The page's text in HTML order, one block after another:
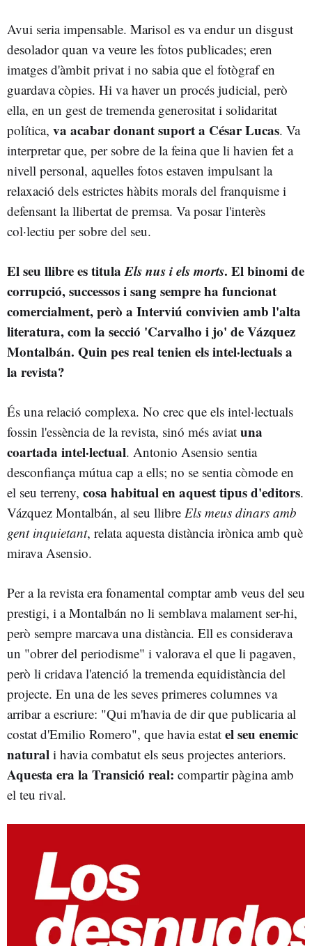
Avui seria impensable. Marisol es va endur un disgust
desolador quan va veure les fotos publicades; eren
imatges d'àmbit privat i no sabia que el fotògraf en
guardava còpies. Hi va haver un procés judicial, però
ella, en un gest de tremenda generositat i solidaritat
política, va acabar donant suport a César Lucas. Va
interpretar que, per sobre de la feina que li havien fet a
nivell personal, aquelles fotos estaven impulsant la
relaxació dels estrictes hàbits morals del franquisme i
defensant la llibertat de premsa. Va posar l'interès
col·lectiu per sobre del seu.
El seu llibre es titulaEls nus i els morts. El binomi de
corrupció, successos i sang sempre ha funcionat
comercialment, però a Interviú convivien amb l'alta
literatura, com la secció 'Carvalho i jo' de Vázquez
Montalbán. Quin pes real tenien els intel·lectuals a
la revista?
És una relació complexa. No crec que els intel·lectuals
fossin l'essència de la revista, sinó més aviat una
coartada intel·lectual. Antonio Asensio sentia
desconfiança mútua cap a ells; no se sentia còmode en
el seu terreny, cosa habitual en aquest tipus d'editors.
Vázquez Montalbán, al seu llibre Els meus dinars amb
gent inquietant, relata aquesta distància irònica amb què
mirava Asensio.
Per a la revista era fonamental comptar amb veus del seu
prestigi, i a Montalbán no li semblava malament ser-hi,
però sempre marcava una distància. Ell es considerava
un "obrer del periodisme" i valorava el que li pagaven,
però li cridava l'atenció la tremenda equidistància del
projecte. En una de les seves primeres columnes va
arribar a escriure: "Qui m'havia de dir que publicaria al
costat d'Emilio Romero", que havia estat el seu enemic
natural i havia combatut els seus projectes anteriors.
Aquesta era la Transició real: compartir pàgina amb
el teu rival.